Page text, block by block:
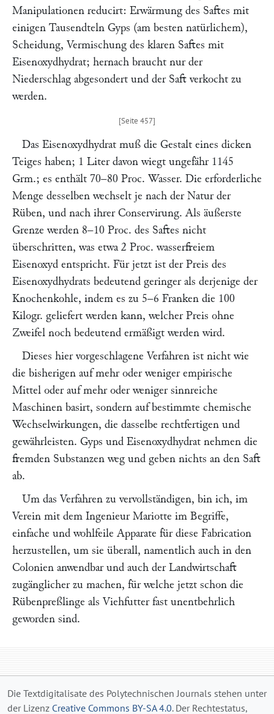
Manipulationen reducirt: Erwärmung des Saftes mit
einigen Tausendteln Gyps (am besten natürlichem),
Scheidung, Vermischung des klaren Saftes mit
Eisenoxydhydrat; hernach braucht nur der
Niederschlag abgesondert und der Saft verkocht zu
werden.
Das Eisenoxydhydrat muß die Gestalt eines dicken
Teiges haben; 1 Liter davon wiegt ungefähr 1145
Grm.; es enthält 70–80 Proc. Wasser. Die erforderliche
Menge desselben wechselt je nach der Natur der
Rüben, und nach ihrer Conservirung. Als äußerste
Grenze werden 8–10 Proc. des Saftes nicht
überschritten, was etwa 2 Proc. wasserfreiem
Eisenoxyd entspricht. Für jetzt ist der Preis des
Eisenoxydhydrats bedeutend geringer als derjenige der
Knochenkohle, indem es zu 5–6 Franken die 100
Kilogr. geliefert werden kann, welcher Preis ohne
Zweifel noch bedeutend ermäßigt werden wird.
Dieses hier vorgeschlagene Verfahren ist nicht wie
die bisherigen auf mehr oder weniger empirische
Mittel oder auf mehr oder weniger sinnreiche
Maschinen basirt, sondern auf bestimmte chemische
Wechselwirkungen, die dasselbe rechtfertigen und
gewährleisten. Gyps und Eisenoxydhydrat nehmen die
fremden Substanzen weg und geben nichts an den Saft
ab.
Um das Verfahren zu vervollständigen, bin ich, im
Verein mit dem Ingenieur Mariotte im Begriffe,
einfache und wohlfeile Apparate für diese Fabrication
herzustellen, um sie überall, namentlich auch in den
Colonien anwendbar und auch der Landwirtschaft
zugänglicher zu machen, für welche jetzt schon die
Rübenpreßlinge als Viehfutter fast unentbehrlich
geworden sind.
Die Textdigitalisate des Polytechnischen Journals stehen unter
der Lizenz Creative Commons BY-SA 4.0. Der Rechtestatus,